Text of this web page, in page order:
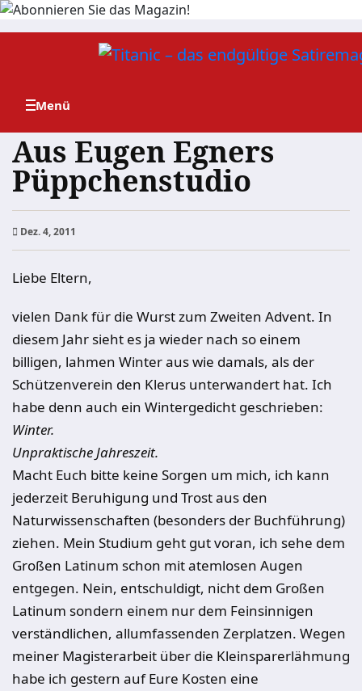
Zum
Aus Eugen Egners
Püppchenstudio
Dez. 4, 2011
Liebe Eltern,
vielen Dank für die Wurst zum Zweiten Advent. In
diesem Jahr sieht es ja wieder nach so einem
billigen, lahmen Winter aus wie damals, als der
Schützenverein den Klerus unterwandert hat. Ich
habe denn auch ein Wintergedicht geschrieben:
Winter.
Unpraktische Jahreszeit.
Macht Euch bitte keine Sorgen um mich, ich kann
jederzeit Beruhigung und Trost aus den
Naturwissenschaften (besonders der Buchführung)
ziehen. Mein Studium geht gut voran, ich sehe dem
Großen Latinum schon mit atemlosen Augen
entgegen. Nein, entschuldigt, nicht dem Großen
Latinum sondern einem nur dem Feinsinnigen
verständlichen, allumfassenden Zerplatzen. Wegen
meiner Magisterarbeit über die Kleinsparerlähmung
habe ich gestern auf Eure Kosten eine